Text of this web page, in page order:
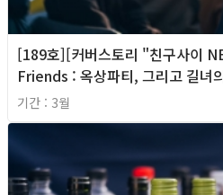
[189호][커버스토리 "친구사이
Friends : 옥상파티, 그리고 길녀
기간 : 3월